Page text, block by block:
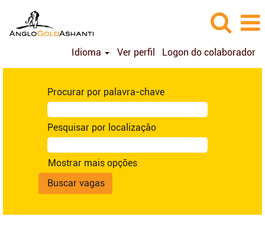
Idioma Ver perfil Logon do colaborador
Procurar por palavra-chave
Pesquisar por localização
Mostrar mais opções